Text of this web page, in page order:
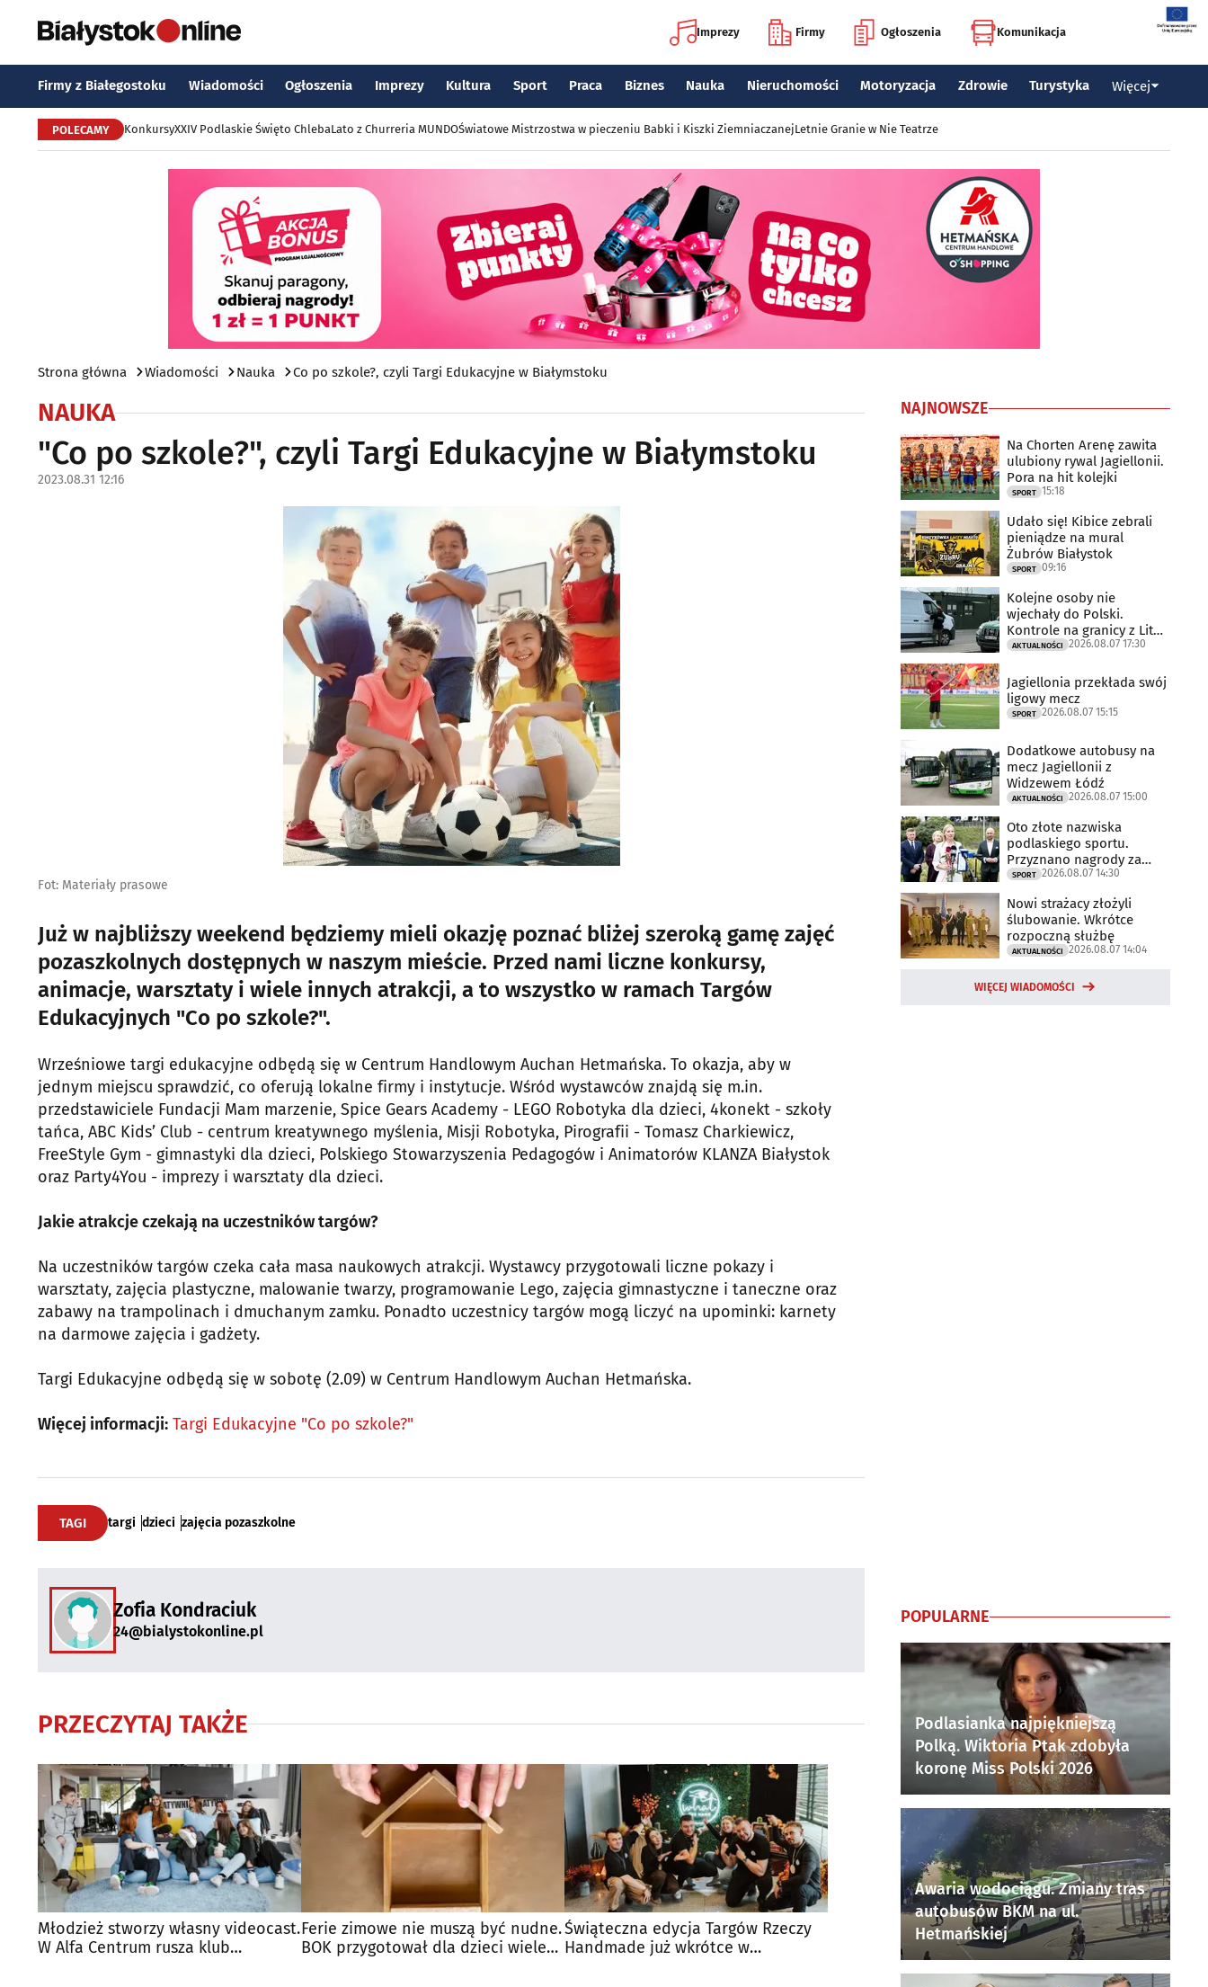
Imprezy Firmy Ogłoszenia Komunikacja
Firmy z Białegostoku Wiadomości Ogłoszenia Imprezy Kultura Sport Praca Biznes Nauka Nieruchomości Motoryzacja Zdrowie Turystyka Więcej
POLECAMY KonkursyXXIV Podlaskie Święto ChlebaLato z Churreria MUNDOŚwiatowe Mistrzostwa w pieczeniu Babki i Kiszki ZiemniaczanejLetnie Granie w Nie Teatrze
Strona główna Wiadomości Nauka Co po szkole?, czyli Targi Edukacyjne w Białymstoku
NAUKA
"Co po szkole?", czyli Targi Edukacyjne w Białymstoku
2023.08.31 12:16
Fot: Materiały prasowe
Już w najbliższy weekend będziemy mieli okazję poznać bliżej szeroką gamę zajęć
pozaszkolnych dostępnych w naszym mieście. Przed nami liczne konkursy,
animacje, warsztaty i wiele innych atrakcji, a to wszystko w ramach Targów
Edukacyjnych "Co po szkole?".
Wrześniowe targi edukacyjne odbędą się w Centrum Handlowym Auchan Hetmańska. To okazja, aby w
jednym miejscu sprawdzić, co oferują lokalne firmy i instytucje. Wśród wystawców znajdą się m.in.
przedstawiciele Fundacji Mam marzenie, Spice Gears Academy - LEGO Robotyka dla dzieci, 4konekt - szkoły
tańca, ABC Kids’ Club - centrum kreatywnego myślenia, Misji Robotyka, Pirografii - Tomasz Charkiewicz,
FreeStyle Gym - gimnastyki dla dzieci, Polskiego Stowarzyszenia Pedagogów i Animatorów KLANZA Białystok
oraz Party4You - imprezy i warsztaty dla dzieci.
Jakie atrakcje czekają na uczestników targów?
Na uczestników targów czeka cała masa naukowych atrakcji. Wystawcy przygotowali liczne pokazy i
warsztaty, zajęcia plastyczne, malowanie twarzy, programowanie Lego, zajęcia gimnastyczne i taneczne oraz
zabawy na trampolinach i dmuchanym zamku. Ponadto uczestnicy targów mogą liczyć na upominki: karnety
na darmowe zajęcia i gadżety.
Targi Edukacyjne odbędą się w sobotę (2.09) w Centrum Handlowym Auchan Hetmańska.
Więcej informacji: Targi Edukacyjne "Co po szkole?"
TAGI targi dzieci zajęcia pozaszkolne
Zofia Kondraciuk
24@bialystokonline.pl
PRZECZYTAJ TAKŻE
Młodzież stworzy własny videocast.
W Alfa Centrum rusza klub
Ferie zimowe nie muszą być nudne.
BOK przygotował dla dzieci wiele
Świąteczna edycja Targów Rzeczy
Handmade już wkrótce w
NAJNOWSZE
Na Chorten Arenę zawita
ulubiony rywal Jagiellonii.
Pora na hit kolejki
SPORT 15:18
Udało się! Kibice zebrali
pieniądze na mural
Żubrów Białystok
SPORT 09:16
Kolejne osoby nie
wjechały do Polski.
Kontrole na granicy z Litwą
trwają
AKTUALNOŚCI 2026.08.07 17:30
Jagiellonia przekłada swój
ligowy mecz
SPORT 2026.08.07 15:15
Dodatkowe autobusy na
mecz Jagiellonii z
Widzewem Łódź
AKTUALNOŚCI 2026.08.07 15:00
Oto złote nazwiska
podlaskiego sportu.
Przyznano nagrody za
2025 rok
SPORT 2026.08.07 14:30
Nowi strażacy złożyli
ślubowanie. Wkrótce
rozpoczną służbę
AKTUALNOŚCI 2026.08.07 14:04
WIĘCEJ WIADOMOŚCI
POPULARNE
Podlasianka najpiękniejszą
Polką. Wiktoria Ptak zdobyła
koronę Miss Polski 2026
Awaria wodociągu. Zmiany tras
autobusów BKM na ul.
Hetmańskiej